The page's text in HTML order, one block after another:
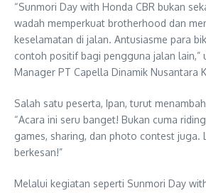
“Sunmori Day with Honda CBR bukan
wadah memperkuat brotherhood dan
keselamatan di jalan. Antusiasme para
contoh positif bagi pengguna jalan lain,”
Manager PT Capella Dinamik Nusantara
Salah satu peserta, Ipan, turut
“Acara ini seru banget! Bukan cuma
games, sharing, dan photo contest juga.
berkesan!”
Melalui kegiatan seperti Sunmori Day